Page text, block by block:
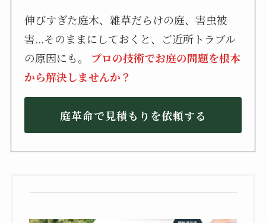
伸びすぎた庭木、雑草だらけの庭、害虫被
害...そのままにしておくと、ご近所トラブル
の原因にも。
プロの技術でお庭の問題を根本
から解決しませんか？
庭革命で見積もりを依頼する